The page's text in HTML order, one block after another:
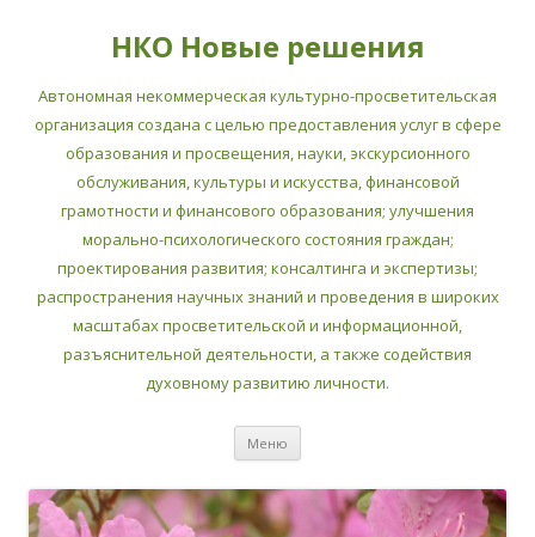
НКО Новые решения
Автономная некоммерческая культурно-просветительская
организация создана с целью предоставления услуг в сфере
образования и просвещения, науки, экскурсионного
обслуживания, культуры и искусства, финансовой
грамотности и финансового образования; улучшения
морально-психологического состояния граждан;
проектирования развития; консалтинга и экспертизы;
распространения научных знаний и проведения в широких
масштабах просветительской и информационной,
разъяснительной деятельности, а также содействия
духовному развитию личности.
Меню